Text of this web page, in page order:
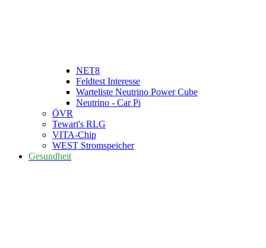
NET8
Feldtest Interesse
Warteliste Neutrino Power Cube
Neutrino - Car Pi
ÖVR
Tewari's RLG
VITA-Chip
WEST Stromspeicher
Gesundheit